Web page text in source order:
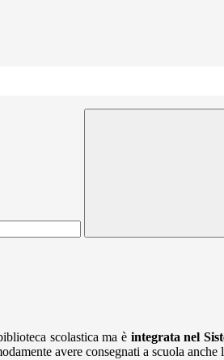
scolastica ma è integrata nel
avere consegnati a scuola